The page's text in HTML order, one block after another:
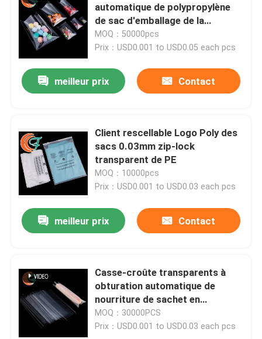
automatique de polypropylène
de sac d'emballage de la
catégorie comestible OPP
MOQ：50000pcs
Prix：USD0.001 to USD0.05 each pcs
meilleur prix Contact
Client rescellable Logo Poly des
sacs 0.03mm zip-lock
transparent de PE
MOQ：10000pcs
Prix：USD0.001 to USD0.03 each pcs
meilleur prix Contact
Casse-croûte transparents à
obturation automatique de
nourriture de sachet en
plastique de violoncelle du sac
BOPP d'emballage d'OPP
MOQ：30000PCS
Prix：USD0.001 to USD0.03 each pcs